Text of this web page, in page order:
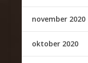
november 2020
oktober 2020